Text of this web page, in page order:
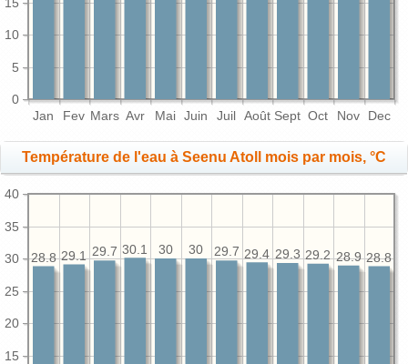
Jan Fev Mars Avr Mai Juin Juil Août Sept Oct Nov Dec
0
5
10
Température de l'eau à Seenu Atoll mois par mois, °C
15
20
25
30
35
40
28.8
28.9
29.2
29.3
29.4
29.7
30
30
30.1
29.7
29.1
28.8